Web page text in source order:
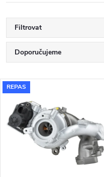
Filtrovat
Ř
a
z
e
Doporučujeme
Nejdražší
Nejprodávanější
Abecedně
V
ý
REPAS